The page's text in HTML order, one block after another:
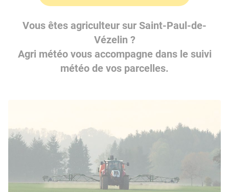
Vous êtes agriculteur sur Saint-Paul-de-
Vézelin ?
Agri météo vous accompagne dans le suivi
météo de vos parcelles.